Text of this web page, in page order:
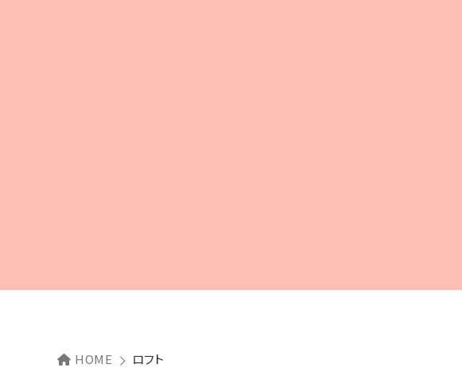
HOME ロフト